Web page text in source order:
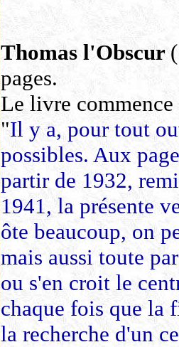
Thomas l'Obscur
pages.
Le livre
"Il y a, pour tout
possibles. Aux
partir de 1932,
1941, la présente
ôte beaucoup, on
mais aussi toute
ou s'en croit le
chaque fois que la
la recherche d'un